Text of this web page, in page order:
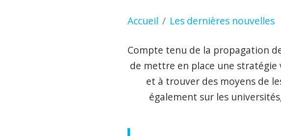
Accueil Les dernières nouvelles
Un entretien avec Gustavo
Compte tenu de la propagation
de mettre en place une stratégie
et à trouver des moyens de
également sur les